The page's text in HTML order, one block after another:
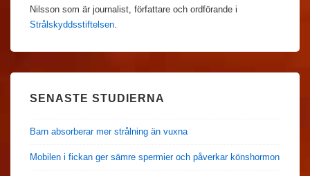
Nilsson som är journalist, författare och ordförande i
Strålskyddsstiftelsen
SENASTE STUDIERNA
Barn absorberar mer strålning än vuxna
Mobilen i fickan ger sämre spermier och påverkar könshormon